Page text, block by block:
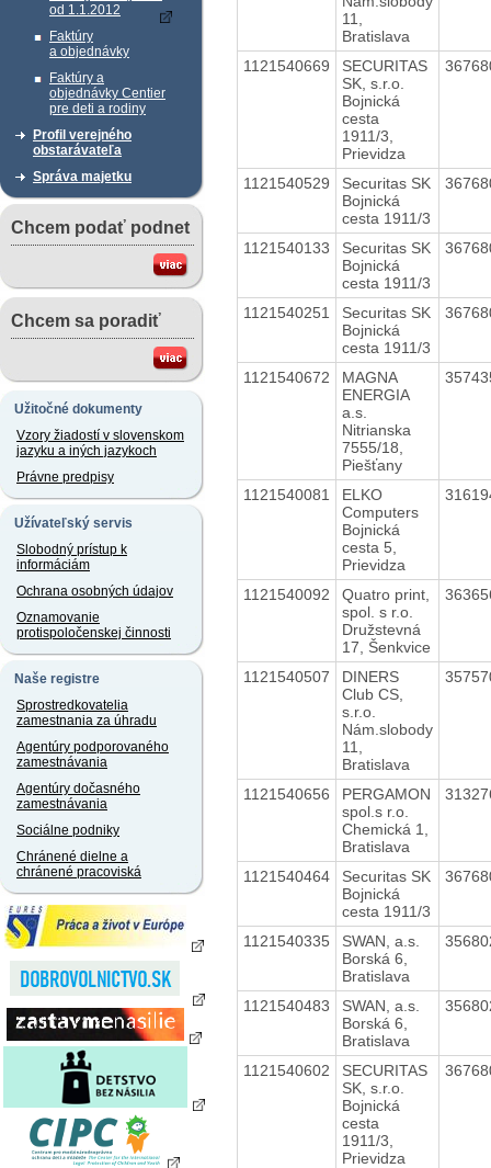
od 1.1.2012
Faktúry
a objednávky
Faktúry a
objednávky Centier
pre deti a rodiny
Profil verejného
obstarávateľa
Správa majetku
Chcem podať podnet
Chcem sa poradiť
Užitočné dokumenty
Vzory žiadostí v slovenskom
jazyku a iných jazykoch
Právne predpisy
Užívateľský servis
Slobodný prístup k
informáciám
Ochrana osobných údajov
Oznamovanie
protispoločenskej činnosti
Naše registre
Sprostredkovatelia
zamestnania za úhradu
Agentúry podporovaného
zamestnávania
Agentúry dočasného
zamestnávania
Sociálne podniky
Chránené dielne a
chránené pracoviská
11,
Bratislava
1121540669
SECURITAS
SK, s.r.o.
Bojnická
cesta
1911/3,
Prievidza
1121540529
Securitas SK
Bojnická
cesta 1911/3
1121540133
Securitas SK
Bojnická
cesta 1911/3
1121540251
Securitas SK
Bojnická
cesta 1911/3
1121540672
MAGNA
ENERGIA
a.s.
Nitrianska
7555/18,
Piešťany
1121540081
ELKO
Computers
Bojnická
cesta 5,
Prievidza
1121540092
Quatro print,
spol. s r.o.
Družstevná
17, Šenkvice
1121540507
DINERS
Club CS,
s.r.o.
Nám.slobody
11,
Bratislava
1121540656
PERGAMON
spol.s r.o.
Chemická 1,
Bratislava
1121540464
Securitas SK
Bojnická
cesta 1911/3
1121540335
SWAN, a.s.
Borská 6,
Bratislava
1121540483
SWAN, a.s.
Borská 6,
Bratislava
1121540602
SECURITAS
SK, s.r.o.
Bojnická
cesta
1911/3,
Prievidza